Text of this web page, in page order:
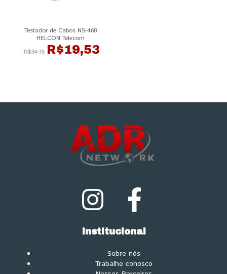
Testador de Cabos NS-468
HELCON Telecom
R$34,15 R$19,53
Institucional
Sobre nós
Trabalhe conosco